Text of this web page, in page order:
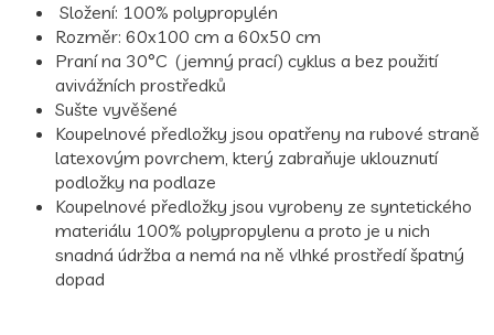
Složení: 100% polypropylén
Rozměr: 60x100 cm a 60x50 cm
Praní na 30°C (jemný prací) cyklus a bez použití
avivážních prostředků
Sušte vyvěšené
Koupelnové předložky jsou opatřeny na rubové straně
latexovým povrchem, který zabraňuje uklouznutí
podložky na podlaze
Koupelnové předložky jsou vyrobeny ze syntetického
materiálu 100% polypropylenu a proto je u nich
snadná údržba a nemá na ně vlhké prostředí špatný
dopad